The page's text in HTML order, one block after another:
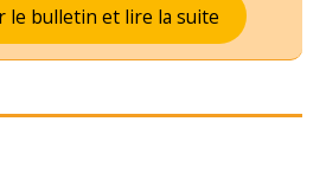
le bulletin et lire la suite